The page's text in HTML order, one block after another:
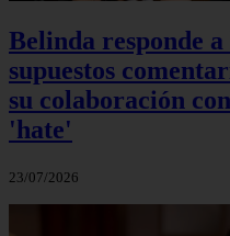
Belinda responde
supuestos
su colaboración
'hate'
23/07/2026